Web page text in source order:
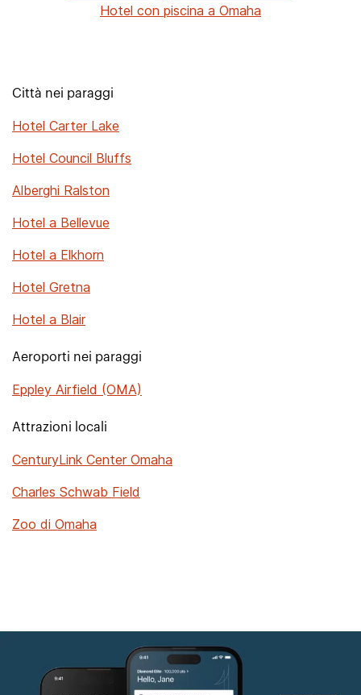
Hotel con piscina a Omaha
Città nei paraggi
Hotel Carter Lake
Hotel Council Bluffs
Alberghi Ralston
Hotel a Bellevue
Hotel a Elkhorn
Hotel Gretna
Hotel a Blair
Aeroporti nei paraggi
Eppley Airfield (OMA)
Attrazioni locali
CenturyLink Center Omaha
Charles Schwab Field
Zoo di Omaha